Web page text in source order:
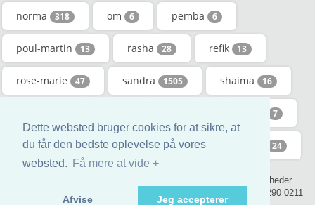
Dette websted bruger cookies for at sikre, at
du får den bedste oplevelse på vores
websted.
Få mere at vide +
Afvise Jeg accepterer
norma 318 om 6 pemba 6
poul-martin 13 rasha 28 refik 13
rose-marie 47 sandra 1505 shaima 16
7
uni 42 vijitha 7 zeth 6 24
© 2017 - genealogic.review den genealogiske bog. Alle rettigheder
forbeholdt. - contact@genealogic.review - phone : +44 (0) 20 3290 0211